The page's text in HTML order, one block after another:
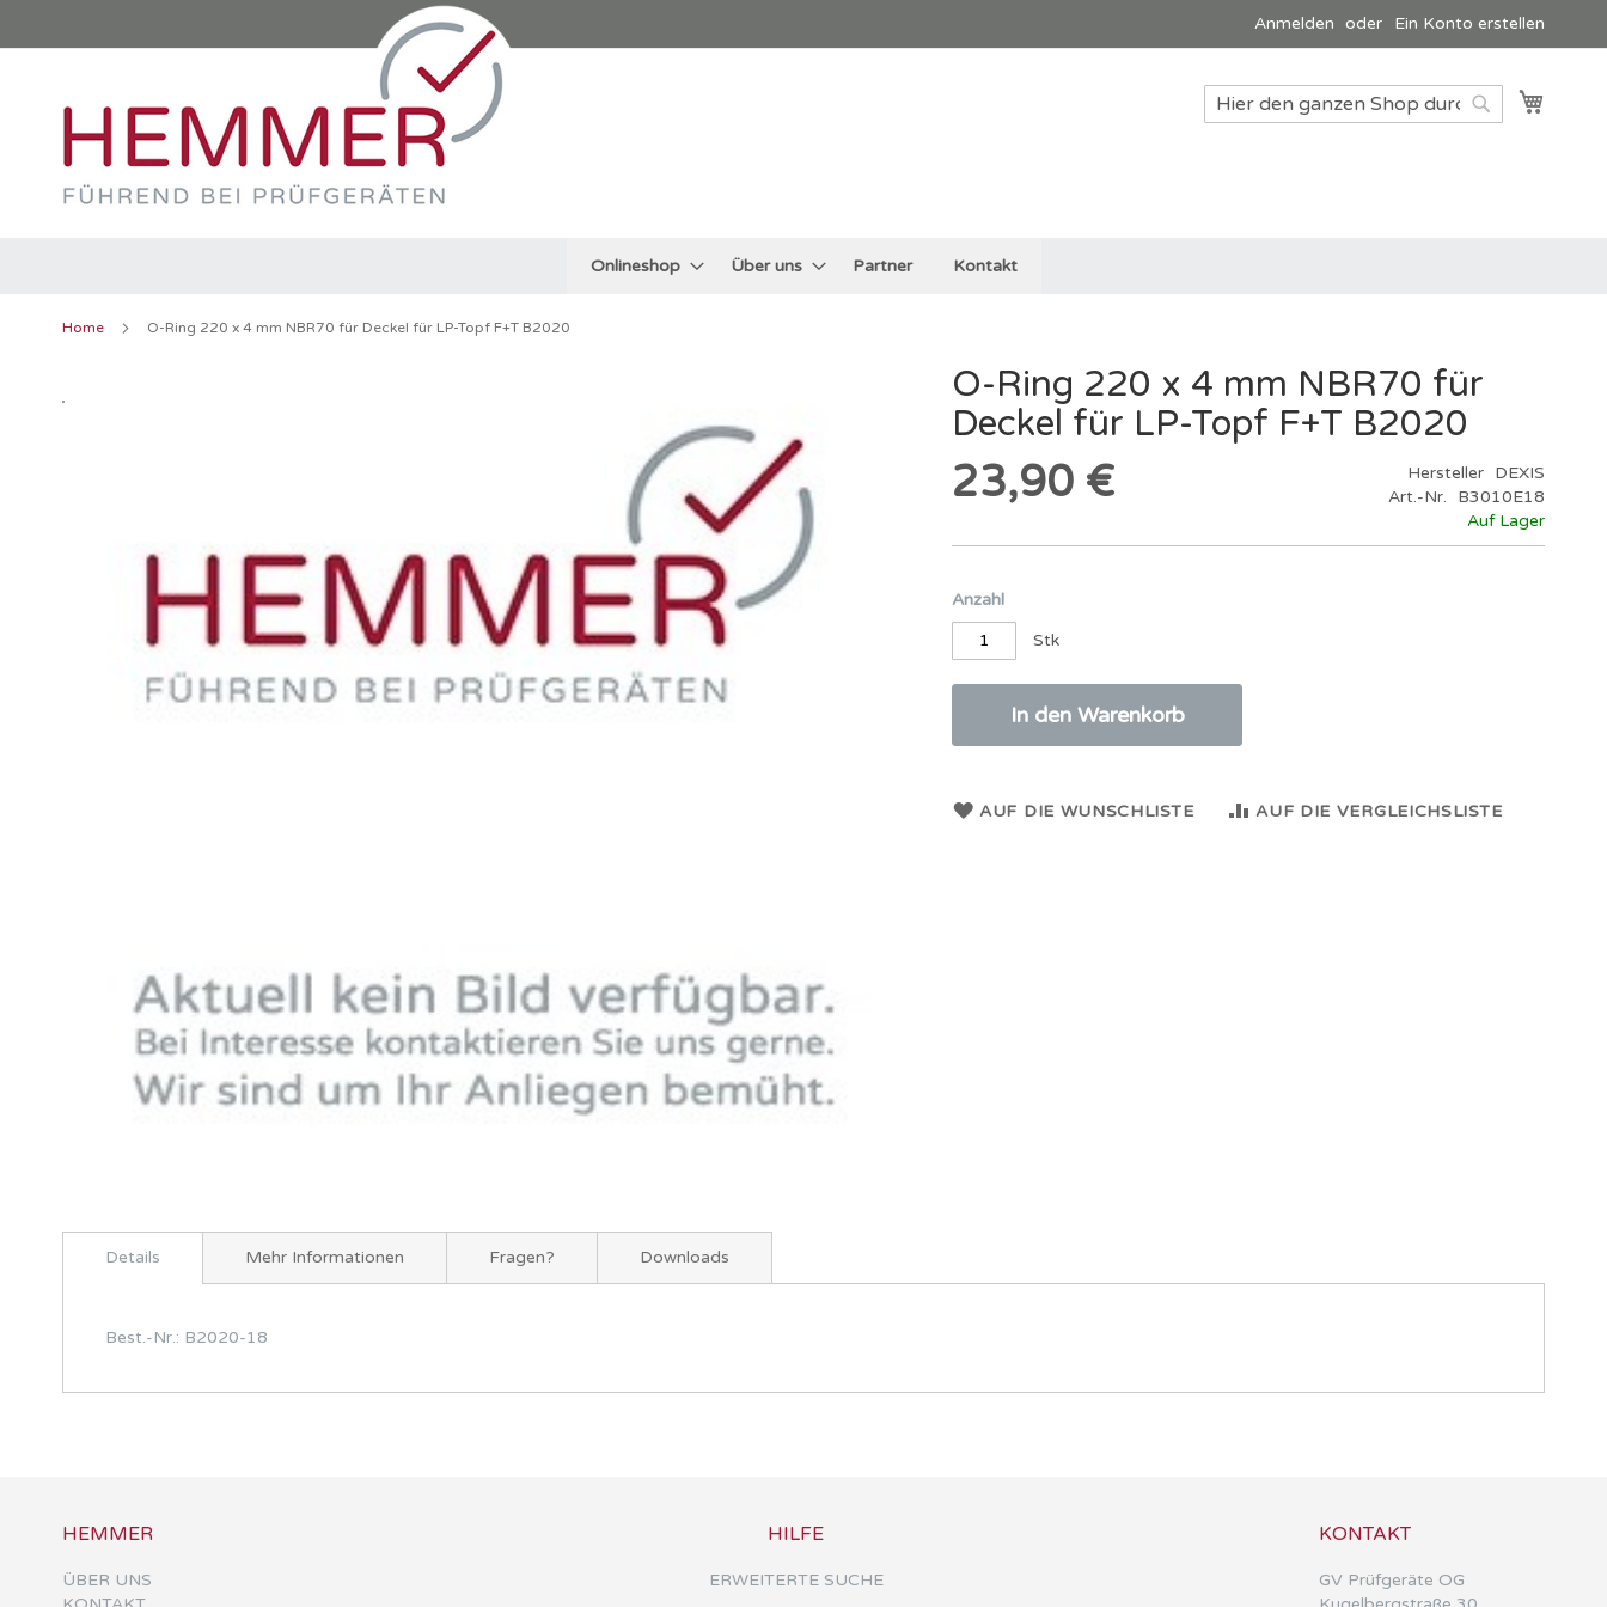
zum
Anmelden Ein Konto erstellen
Suche
Onlineshop Über uns Partner Kontakt
Home O-Ring 220 x 4 mm NBR70 für Deckel für LP-Topf F+T B2020
Ende
Anfang
O-Ring 220 x 4 mm NBR70 für
Deckel für LP-Topf F+T B2020
23,90 € Hersteller DEXIS
Art.-Nr.
B3010E18
Auf Lager
Anzahl
Stk
In den Warenkorb
AUF DIE WUNSCHLISTE AUF DIE VERGLEICHSLISTE
Details
Best.-Nr.: B2020-18
Mehr Informationen Fragen? Downloads
HEMMER
ÜBER UNS
HILFE
ERWEITERTE SUCHE
KONTAKT
GV Prüfgeräte OG